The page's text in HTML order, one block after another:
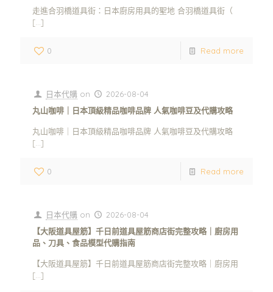
走進合羽橋道具街：日本廚房用具的聖地 合羽橋道具街（
[…]
0 Read more
日本代購 on
2026-08-04
丸山咖啡｜日本頂級精品咖啡品牌 人氣咖啡豆及代購攻略
丸山咖啡｜日本頂級精品咖啡品牌 人氣咖啡豆及代購攻略
[…]
0 Read more
日本代購 on
2026-08-04
【大阪道具屋筋】千日前道具屋筋商店街完整攻略｜廚房用
品、刀具、食品模型代購指南
【大阪道具屋筋】千日前道具屋筋商店街完整攻略｜廚房用
[…]